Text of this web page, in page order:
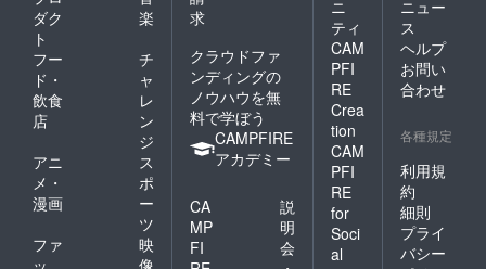
ダク
ト
楽
フー
ド・
飲食
店
チ
ャ
レ
ン
ジ
アニ
メ・
漫画
ス
ポ
ー
ツ
ファ
ッ
映
像
求
クラウドファ
ンディングの
ノウハウを無
料で学ぼう
CAMPFIRE
アカデミー
CA
MP
FI
説
明
会
ニ
ティ
CAM
PFI
RE
Crea
tion
CAM
PFI
RE
for
Soci
al
ニュー
ス
ヘルプ
お問い
合わせ
各種規定
利用規
約
細則
プライ
バシー